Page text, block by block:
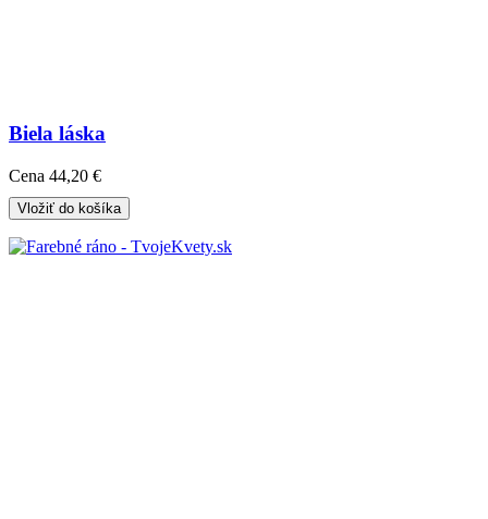
Biela láska
Cena 44,20 €
Vložiť do košíka